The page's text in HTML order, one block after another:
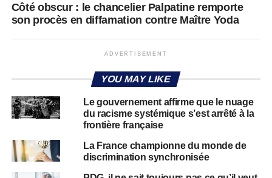
Côté obscur : le chancelier Palpatine remporte
son procès en diffamation contre Maître Yoda
ADVERTISEMENT
YOU MAY LIKE
Le gouvernement affirme que le nuage
du racisme systémique s’est arrêté à la
frontière française
La France championne du monde de
discrimination synchronisée